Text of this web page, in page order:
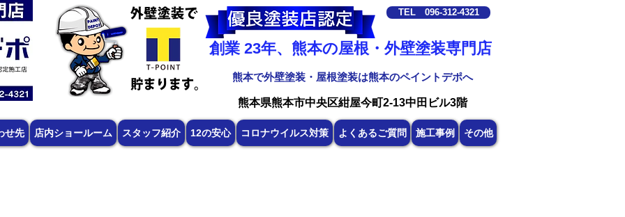
TEL 096-312-4321
創業 23年、熊本の屋根・外壁塗装専門店
​熊本で外壁塗装・屋根塗装は熊本のペイントデポへ
​熊本県熊本市中央区紺屋今町2-13中田ビル3階
せ先 店内ショールーム スタッフ紹介 12の安心 コロナウイルス対策 よくあるご質問 施工事例 その他